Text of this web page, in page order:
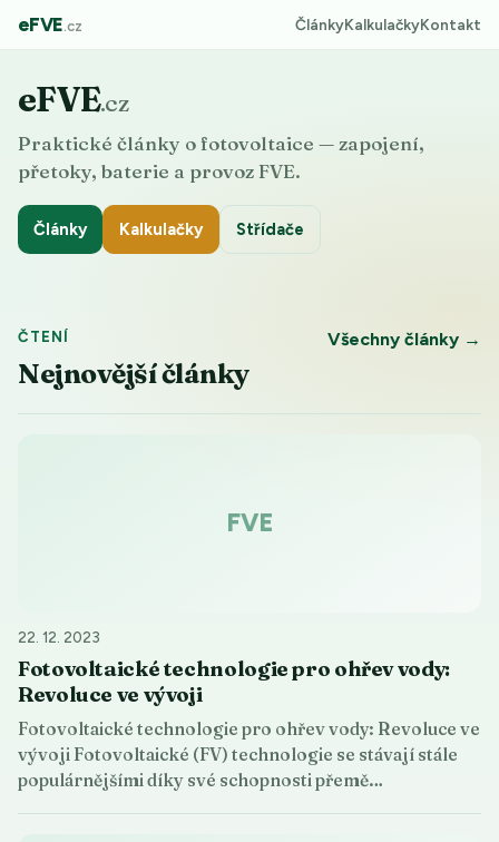
eFVE.cz ČlánkyKalkulačkyKontakt
eFVE.cz
Praktické články o fotovoltaice — zapojení,
přetoky, baterie a provoz FVE.
Články Kalkulačky Střídače
ČTENÍ
Nejnovější články
Všechny články →
FVE
22. 12. 2023
Fotovoltaické technologie pro ohřev vody:
Revoluce ve vývoji
Fotovoltaické technologie pro ohřev vody: Revoluce ve
vývoji Fotovoltaické (FV) technologie se stávají stále
populárnějšími díky své schopnosti přemě…